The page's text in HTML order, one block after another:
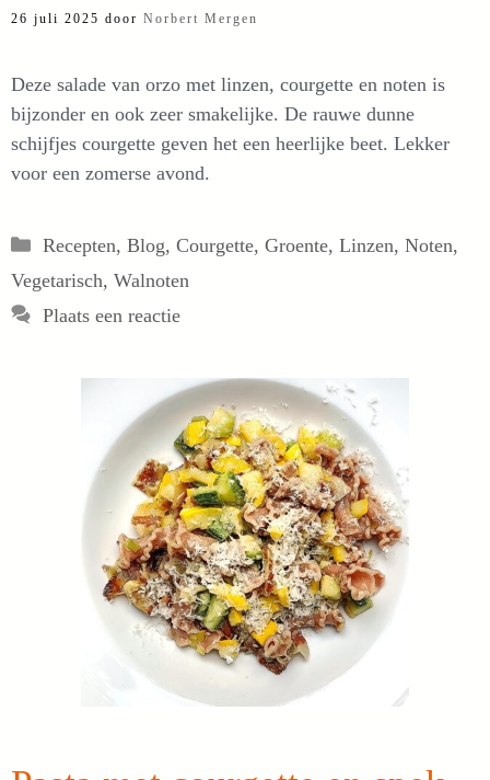
26 juli 2025 door Norbert Mergen
Deze salade van orzo met linzen, courgette en noten is
bijzonder en ook zeer smakelijke. De rauwe dunne
schijfjes courgette geven het een heerlijke beet. Lekker
voor een zomerse avond.
Categorieën
Recepten, Blog, Courgette, Groente, Linzen, Noten,
Vegetarisch, Walnoten
Plaats een reactie